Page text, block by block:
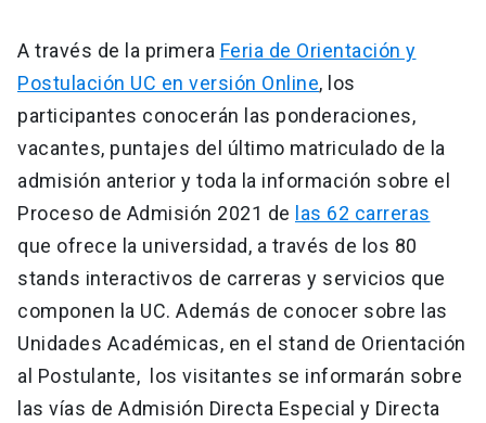
A través de la primera Feria de Orientación y
Postulación UC en versión Online, los
participantes conocerán las ponderaciones,
vacantes, puntajes del último matriculado de la
admisión anterior y toda la información sobre el
Proceso de Admisión 2021 de las 62 carreras
que ofrece la universidad, a través de los 80
stands interactivos de carreras y servicios que
componen la UC. Además de conocer sobre las
Unidades Académicas, en el stand de Orientación
al Postulante, los visitantes se informarán sobre
las vías de Admisión Directa Especial y Directa